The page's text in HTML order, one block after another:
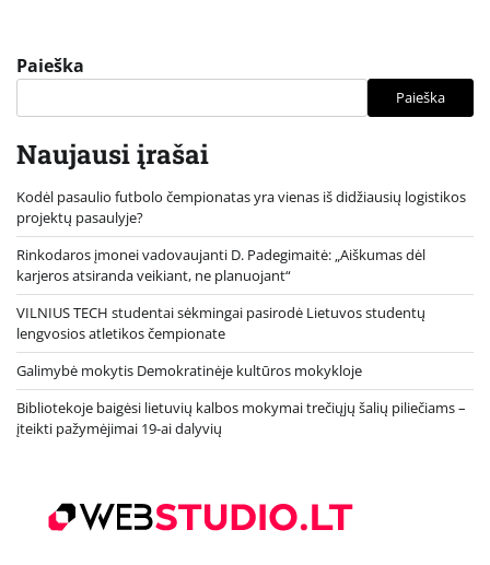
Paieška
Paieška
Naujausi įrašai
Kodėl pasaulio futbolo čempionatas yra vienas iš didžiausių logistikos
projektų pasaulyje?
Rinkodaros įmonei vadovaujanti D. Padegimaitė: „Aiškumas dėl
karjeros atsiranda veikiant, ne planuojant“
VILNIUS TECH studentai sėkmingai pasirodė Lietuvos studentų
lengvosios atletikos čempionate
Galimybė mokytis Demokratinėje kultūros mokykloje
Bibliotekoje baigėsi lietuvių kalbos mokymai trečiųjų šalių piliečiams –
įteikti pažymėjimai 19-ai dalyvių